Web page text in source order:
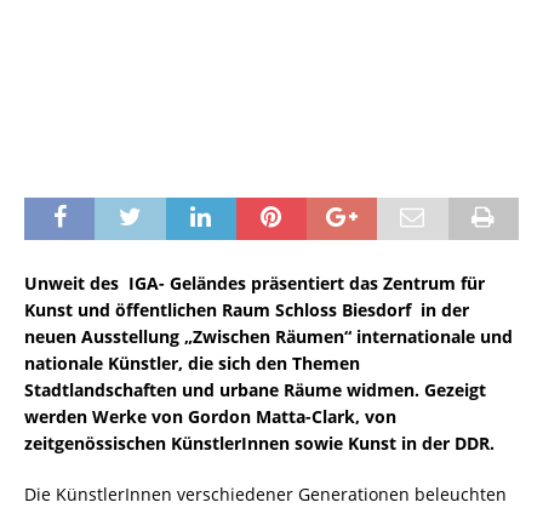
Unweit des IGA- Geländes präsentiert das Zentrum für
Kunst und öffentlichen Raum Schloss Biesdorf in der
neuen Ausstellung „Zwischen Räumen“ internationale und
nationale Künstler, die sich den Themen
Stadtlandschaften und urbane Räume widmen. Gezeigt
werden Werke von Gordon Matta-Clark, von
zeitgenössischen KünstlerInnen sowie Kunst in der DDR.
Die KünstlerInnen verschiedener Generationen beleuchten